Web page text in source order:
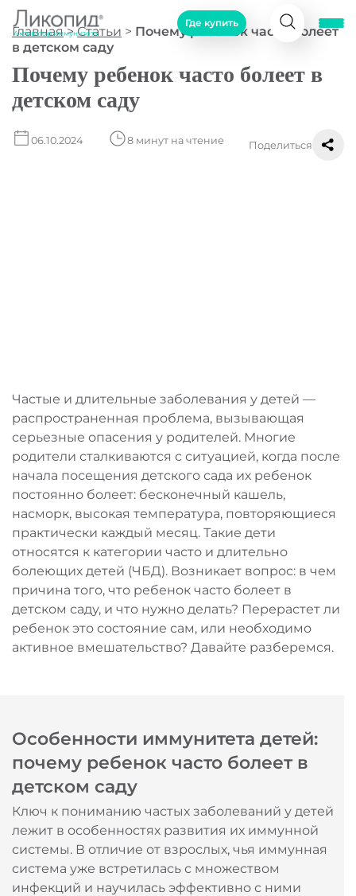
Активатор иммунитета
Где купить
Главная>Статьи > Почему ребенок часто болеет
в детском саду
Почему ребенок часто болеет в
детском саду
06.10.2024 8 минут на чтение Поделиться
Частые и длительные заболевания у детей —
распространенная проблема, вызывающая
серьезные опасения у родителей. Многие
родители сталкиваются с ситуацией, когда после
начала посещения детского сада их ребенок
постоянно болеет: бесконечный кашель,
насморк, высокая температура, повторяющиеся
практически каждый месяц. Такие дети
относятся к категории часто и длительно
болеющих детей (ЧБД). Возникает вопрос: в чем
причина того, что ребенок часто болеет в
детском саду, и что нужно делать? Перерастет ли
ребенок это состояние сам, или необходимо
активное вмешательство? Давайте разберемся.
Особенности иммунитета детей:
почему ребенок часто болеет в
детском саду
Ключ к пониманию частых заболеваний у детей
лежит в особенностях развития их иммунной
системы. В отличие от взрослых, чья иммунная
система уже встретилась с множеством
инфекций и научилась эффективно с ними